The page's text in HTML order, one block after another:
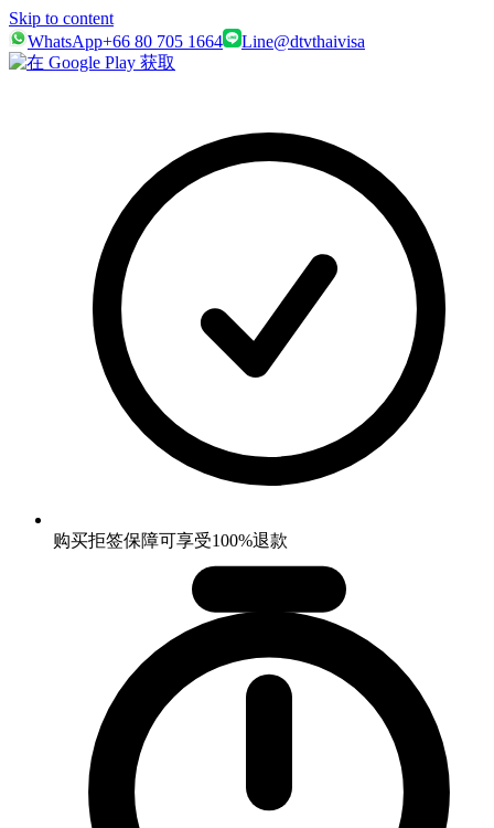
Skip to content
WhatsApp+66 80 705 1664 Line@dtvthaivisa
购买拒签保障可享受100%退款